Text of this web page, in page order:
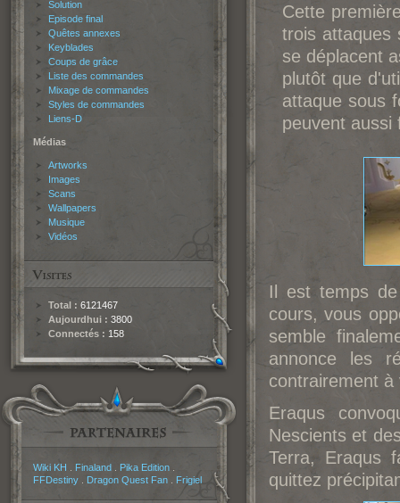
Solution
Episode final
Quêtes annexes
Keyblades
Coups de grâce
Liste des commandes
Mixage de commandes
Styles de commandes
Liens-D
Médias
Artworks
Images
Scans
Wallpapers
Musique
Vidéos
Total : 6121467
Aujourdhui : 3800
Connectés : 158
Wiki KH Finaland Pika Edition
FFDestiny
Dragon Quest Fan Frigiel
Cette
trois attaques
se déplacent
plutôt que
attaque sous
peuvent aussi
Il est temps
cours, vous
semble
annonce les
contrairement
Eraqus
Nescients et
Terra, Eraqus
quittez